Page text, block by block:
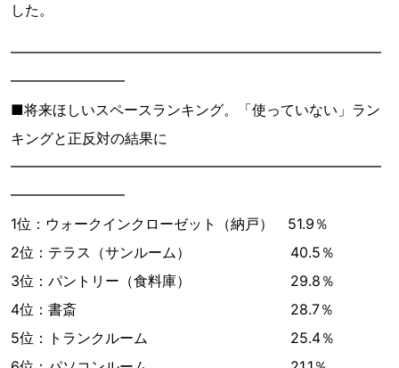
した。
━━━━━━━━━━━━━━━━━━━━━━━━━━
━━━━━━━━
■将来ほしいスペースランキング。「使っていない」ラン
キングと正反対の結果に
━━━━━━━━━━━━━━━━━━━━━━━━━━
━━━━━━━━
1位：ウォークインクローゼット（納戸） 51.9％
2位：テラス（サンルーム） 40.5％
3位：パントリー（食料庫） 29.8％
4位：書斎 28.7％
5位：トランクルーム 25.4％